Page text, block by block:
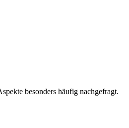
besonders häufig nachgefragt.